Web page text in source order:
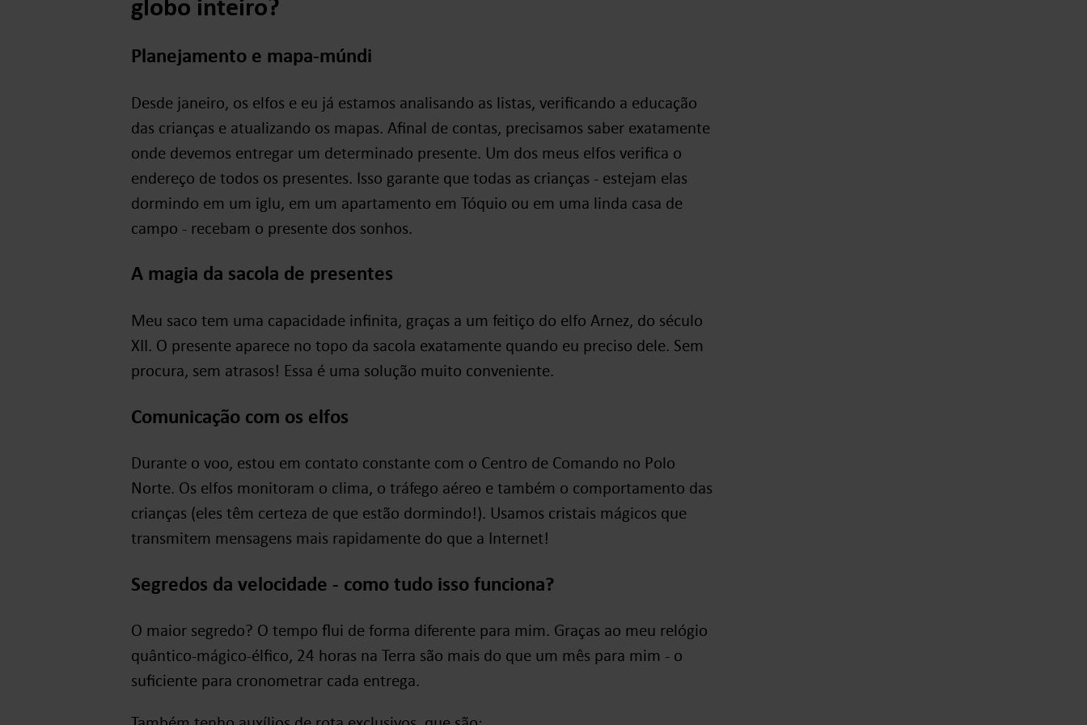
Planejamento e mapa-múndi
Desde janeiro, os elfos e eu já estamos analisando as listas, verificando a educação
das crianças e atualizando os mapas. Afinal de contas, precisamos saber exatamente
onde devemos entregar um determinado presente. Um dos meus elfos verifica o
endereço de todos os presentes. Isso garante que todas as crianças - estejam elas
dormindo em um iglu, em um apartamento em Tóquio ou em uma linda casa de
campo - recebam o presente dos sonhos.
A magia da sacola de presentes
Meu saco tem uma capacidade infinita, graças a um feitiço do elfo Arnez, do século
XII. O presente aparece no topo da sacola exatamente quando eu preciso dele. Sem
procura, sem atrasos! Essa é uma solução muito conveniente.
Comunicação com os elfos
Durante o voo, estou em contato constante com o Centro de Comando no Polo
Norte. Os elfos monitoram o clima, o tráfego aéreo e também o comportamento das
crianças (eles têm certeza de que estão dormindo!). Usamos cristais mágicos que
transmitem mensagens mais rapidamente do que a Internet!
Segredos da velocidade - como tudo isso funciona?
O maior segredo? O tempo flui de forma diferente para mim. Graças ao meu relógio
quântico-mágico-élfico, 24 horas na Terra são mais do que um mês para mim - o
suficiente para cronometrar cada entrega.